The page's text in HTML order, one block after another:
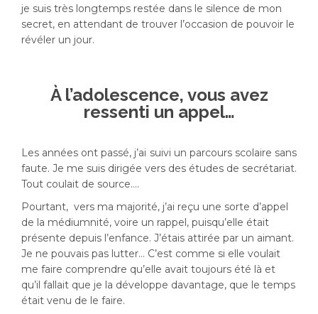
je suis très longtemps restée dans le silence de mon
secret, en attendant de trouver l’occasion de pouvoir le
révéler un jour.
À l’adolescence, vous avez
ressenti un appel…
Les années ont passé, j’ai suivi un parcours scolaire sans
faute. Je me suis dirigée vers des études de secrétariat.
Tout coulait de source….
Pourtant, vers ma majorité, j’ai reçu une sorte d’appel
de la médiumnité, voire un rappel, puisqu’elle était
présente depuis l’enfance. J’étais attirée par un aimant.
Je ne pouvais pas lutter… C’est comme si elle voulait
me faire comprendre qu’elle avait toujours été là et
qu’il fallait que je la développe davantage, que le temps
était venu de le faire.